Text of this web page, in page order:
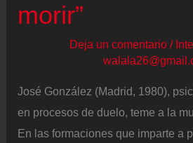
morir”
Deja un comentario /
José González (Madrid, 1980),
en procesos de duelo, teme a la
En las formaciones que imparte a